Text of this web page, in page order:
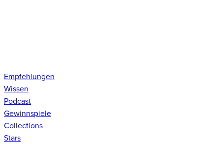
Empfehlungen
Wissen
Podcast
Gewinnspiele
Collections
Stars